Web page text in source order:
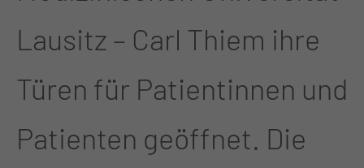
Lausitz – Carl Thiem ihre
Türen für Patientinnen und
Patienten geöffnet. Die